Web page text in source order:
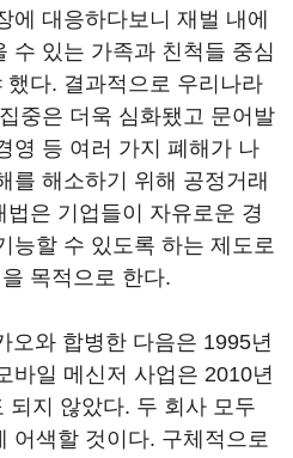
에 대응하다보니 재벌 내에
수 있는 가족과 친척들 중심
다. 결과적으로 우리나라
중은 더욱 심화됐고 문어발
영 등 여러 가지 폐해가 나
를 해소하기 위해 공정거래
은 기업들이 자유로운 경
능할 수 있도록 하는 제도로
목적으로 한다.
오와 합병한 다음은 1995년
바일 메신저 사업은 2010년
되지 않았다. 두 회사 모두
어색할 것이다. 구체적으로